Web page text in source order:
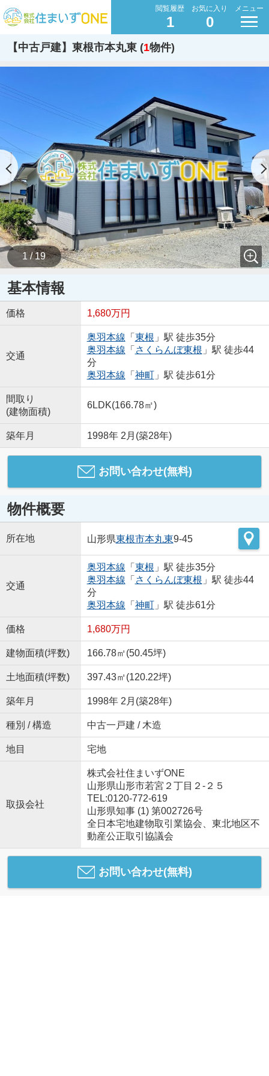
閲覧履歴
1
お気に入り
0
メニュー
【中古戸建】東根市本丸東 (1物件)
1 / 19
基本情報
価格 1,680万円
交通
奥羽本線 「 東根 」駅 徒歩35分
奥羽本線 「 さくらんぼ東根 」駅 徒歩44
分
奥羽本線 「 神町」駅 徒歩61分
間取り
(建物面積)
6LDK(166.78㎡)
築年月 1998年 2月(築28年)
お問い合わせ(無料)
物件概要
所在地 山形県東根市本丸東9-45
交通
奥羽本線 「 東根 」駅 徒歩35分
奥羽本線 「 さくらんぼ東根 」駅 徒歩44
分
奥羽本線 「 神町」駅 徒歩61分
価格 1,680万円
建物面積(坪数) 166.78㎡(50.45坪)
土地面積(坪数) 397.43㎡(120.22坪)
築年月 1998年 2月(築28年)
種別 / 構造 中古一戸建 / 木造
地目 宅地
取扱会社
株式会社住まいずONE
山形県山形市若宮２丁目２-２５
TEL:0120-772-619
山形県知事 (1) 第002726号
全日本宅地建物取引業協会、東北地区不
動産公正取引協議会
お問い合わせ(無料)